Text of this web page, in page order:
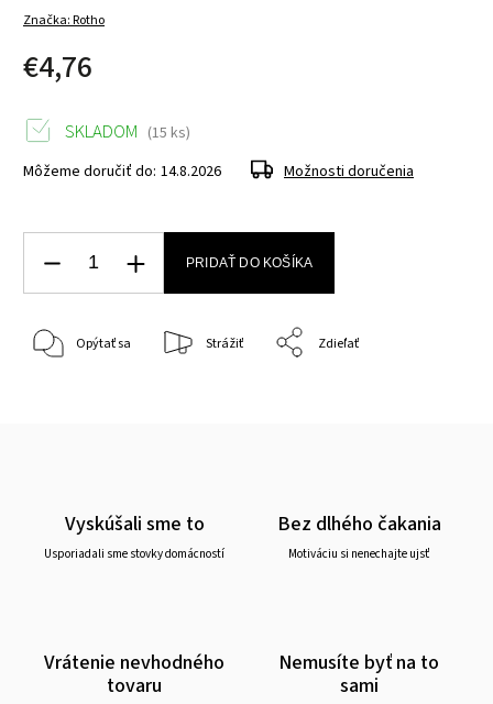
Značka:Rotho
€4,76
SKLADOM (15 ks)
Môžeme doručiť do: 14.8.2026 Možnosti doručenia
PRIDAŤ DO KOŠÍKA
Opýtať sa Strážiť Zdieľať
Vyskúšali sme to
Usporiadali sme stovky domácností
Bez dlhého čakania
Motiváciu si nenechajte ujsť
Vrátenie nevhodného
tovaru
Nemusíte byť na to
sami